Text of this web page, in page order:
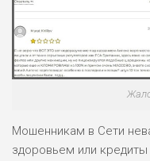
Мошенникам в Сети
здоровьем или